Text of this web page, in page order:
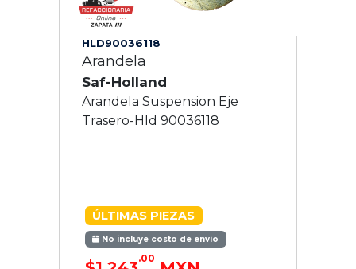
HLD90036118
Arandela
Saf-Holland
Arandela Suspension Eje
Trasero-Hld 90036118
ÚLTIMAS PIEZAS
No incluye costo de envío
.00